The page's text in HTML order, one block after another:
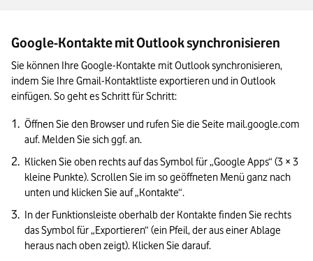
Google-Kontakte mit Outlook synchronisieren
Sie können Ihre Google-Kontakte mit Outlook synchronisieren,
indem Sie Ihre Gmail-Kontaktliste exportieren und in Outlook
einfügen. So geht es Schritt für Schritt:
Öffnen Sie den Browser und rufen Sie die Seite mail.google.com
auf. Melden Sie sich ggf. an.
Klicken Sie oben rechts auf das Symbol für „Google Apps“ (3 × 3
kleine Punkte). Scrollen Sie im so geöffneten Menü ganz nach
unten und klicken Sie auf „Kontakte“.
In der Funktionsleiste oberhalb der Kontakte finden Sie rechts
das Symbol für „Exportieren“ (ein Pfeil, der aus einer Ablage
heraus nach oben zeigt). Klicken Sie darauf.